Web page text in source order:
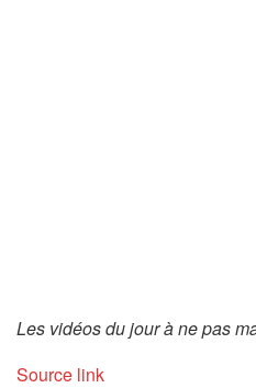
Les vidéos du jour à ne pas
Source link